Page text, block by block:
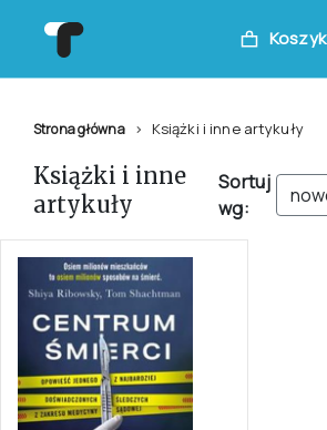
Koszyk
Strona główna Książki i inne artykuły
Książki i inne
artykuły
Sortuj
wg: